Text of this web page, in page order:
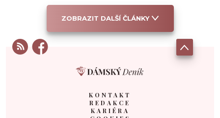
ZOBRAZIT DALŠÍ ČLÁNKY
KONTAKT
REDAKCE
KARIÉRA